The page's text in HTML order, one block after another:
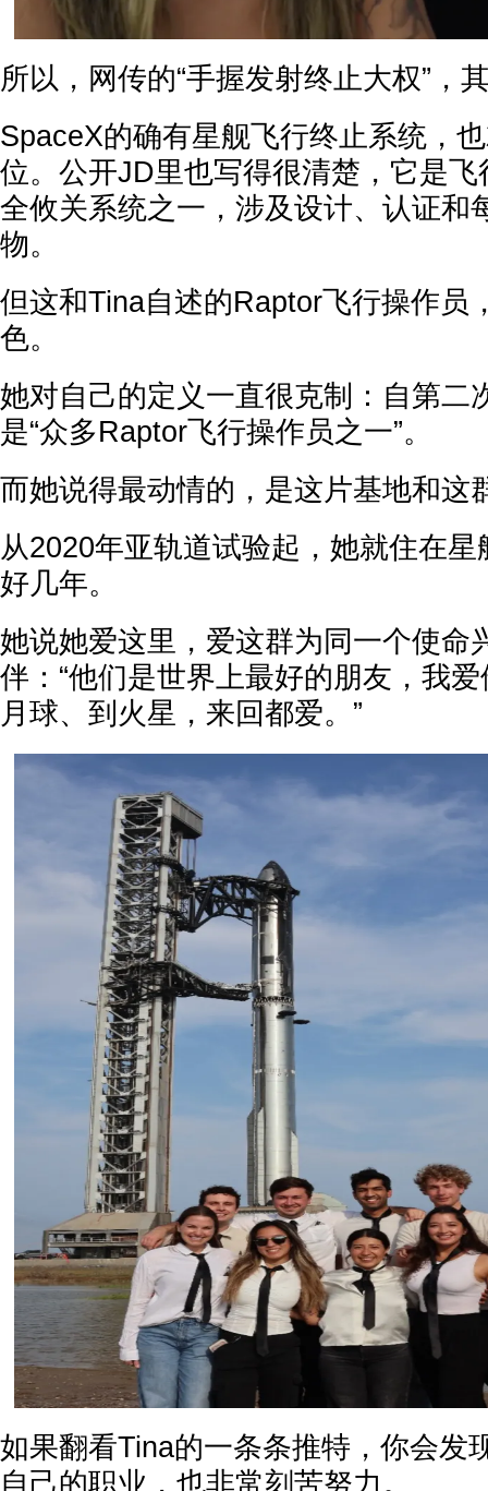
所以，网传的“手握发射终止大权”，
SpaceX的确有星舰飞行终止系统，
位。公开JD里也写得很清楚，它是
全攸关系统之一，涉及设计、认证和
物。
但这和Tina自述的Raptor飞行操作员
色。
她对自己的定义一直很克制：自第二
是“众多Raptor飞行操作员之一”。
而她说得最动情的，是这片基地和这
从2020年亚轨道试验起，她就住在
好几年。
她说她爱这里，爱这群为同一个使命
伴：“他们是世界上最好的朋友，我
月球、到火星，来回都爱。”
如果翻看Tina的一条条推特，你会发
自己的职业，也非常刻苦努力。